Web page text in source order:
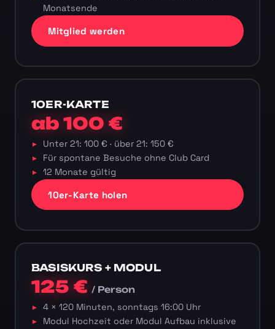
Monatsende
Mitglied werden
10ER-KARTE
ab 100 €
Unter 21: 100 € · über 21: 150 €
Für spontane Besuche ohne Club Card
12 Monate gültig
10er-Karte holen
BASISKURS + MODUL
125 €/ Person
4 × 120 Minuten, sonntags 16:00 Uhr
Modul Hochzeit oder Modul Aufbau inklusive